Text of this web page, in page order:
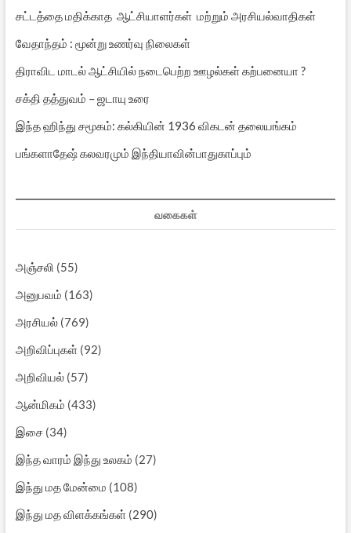
சட்டத்தை மதிக்காத ஆட்சியாளர்கள் மற்றும் அரசியல்வாதிகள்
வேதாந்தம் : மூன்று உணர்வு நிலைகள்
திராவிட மாடல் ஆட்சியில் நடைபெற்ற ஊழல்கள் கற்பனையா ?
சக்தி தத்துவம் – ஜடாயு உரை
இந்த ஹிந்து சமூகம்: கல்கியின் 1936 விகடன் தலையங்கம்
பங்களாதேஷ் கலவரமும் இந்தியாவின்பாதுகாப்பும்
வகைகள்
அஞ்சலி (55)
அனுபவம் (163)
அரசியல்(769)
அறிவிப்புகள்(92)
அறிவியல்(57)
ஆன்மிகம் (433)
இசை(34)
இந்த வாரம் இந்து உலகம் (27)
இந்து மத மேன்மை (108)
இந்து மத விளக்கங்கள்(290)